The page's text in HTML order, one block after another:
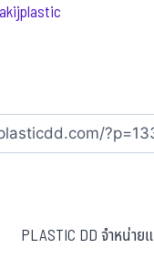
PLASTIC DD จำหน่า